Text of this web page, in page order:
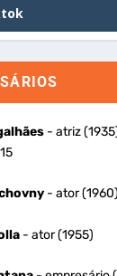
- atriz
- ator (1960)
- ator (1955)